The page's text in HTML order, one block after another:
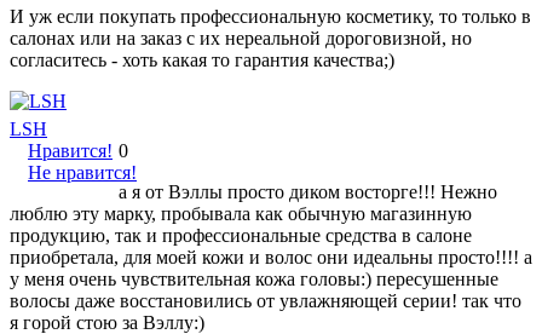
И уж если покупать профессиональную косметику, то только в
салонах или на заказ с их нереальной дороговизной, но
согласитесь - хоть какая то гарантия качества;)
LSH
Нравится!
Не нравится!
0
а я от Вэллы просто диком восторге!!! Нежно
люблю эту марку, пробывала как обычную магазинную
продукцию, так и профессиональные средства в салоне
приобретала, для моей кожи и волос они идеальны просто!!!! а
у меня очень чувствительная кожа головы:) пересушенные
волосы даже восстановились от увлажняющей серии! так что
я горой стою за Вэллу:)